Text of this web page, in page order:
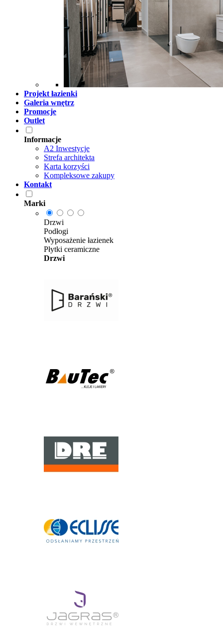
Projekt łazienki
Galeria wnętrz
Promocje
Outlet
Informacje
A2 Inwestycje
Strefa architekta
Karta korzyści
Kompleksowe zakupy
Kontakt
Marki
Drzwi
Podłogi
Wyposażenie łazienek
Płytki ceramiczne
Drzwi